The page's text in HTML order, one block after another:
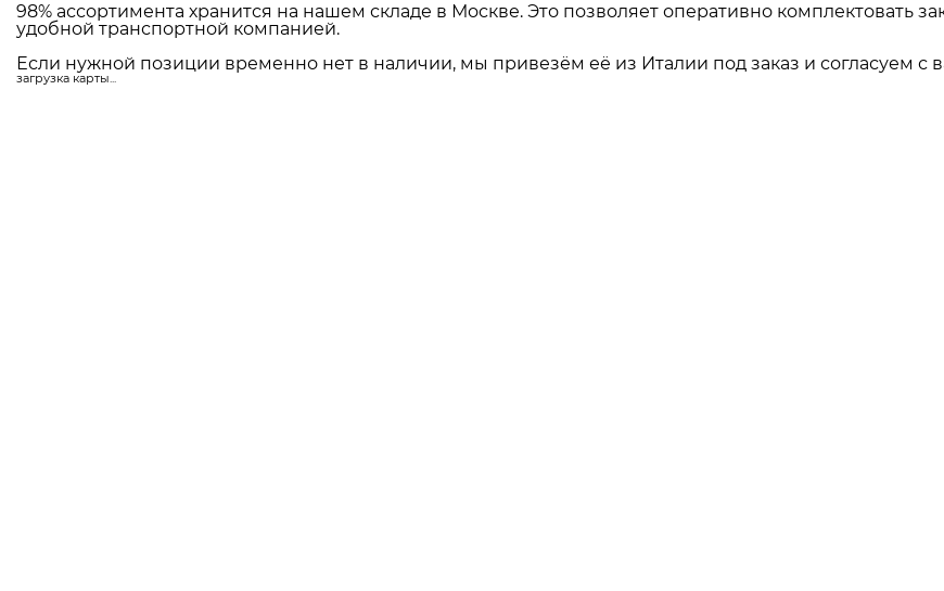
98% ассортимента хранится на нашем складе в Москве. Это позволяет оперативно комплектовать
удобной транспортной компанией.
Если нужной позиции временно нет в наличии, мы привезём её из Италии под заказ и согласуем с
загрузка карты...